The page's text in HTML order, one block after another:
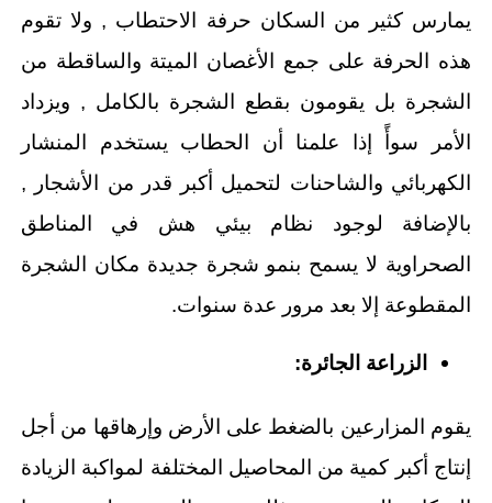
يمارس كثير من السكان حرفة الاحتطاب , ولا تقوم
هذه الحرفة على جمع الأغصان الميتة والساقطة من
الشجرة بل يقومون بقطع الشجرة بالكامل , ويزداد
الأمر سوأً إذا علمنا أن الحطاب يستخدم المنشار
الكهربائي والشاحنات لتحميل أكبر قدر من الأشجار ,
بالإضافة لوجود نظام بيئي هش في المناطق
الصحراوية لا يسمح بنمو شجرة جديدة مكان الشجرة
المقطوعة إلا بعد مرور عدة سنوات.
الزراعة الجائرة:
يقوم المزارعين بالضغط على الأرض وإرهاقها من أجل
إنتاج أكبر كمية من المحاصيل المختلفة لمواكبة الزيادة